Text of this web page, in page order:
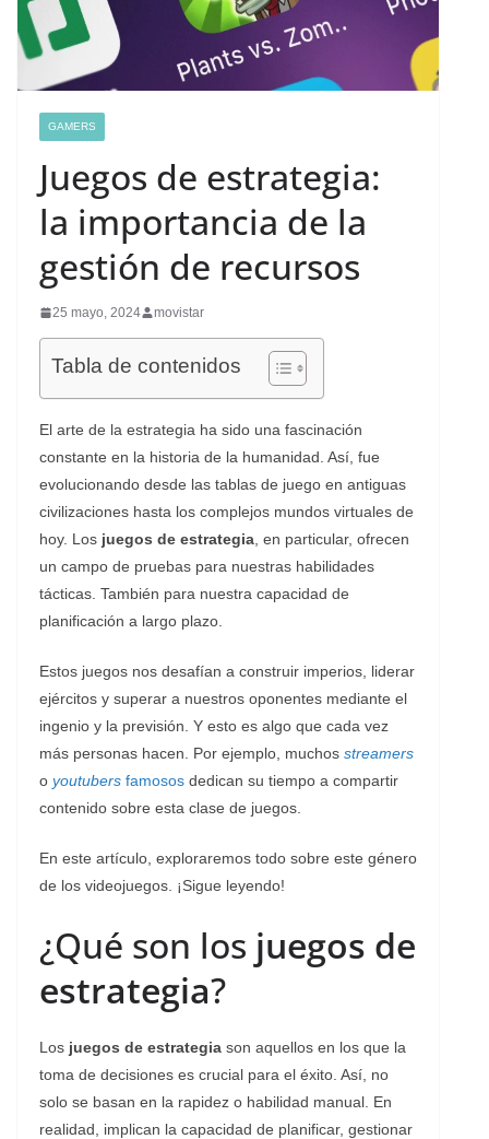
GAMERS
Juegos de estrategia:
la importancia de la
gestión de recursos
25 mayo, 2024 movistar
Tabla de contenidos
El arte de la estrategia ha sido una fascinación
constante en la historia de la humanidad. Así, fue
evolucionando desde las tablas de juego en antiguas
civilizaciones hasta los complejos mundos virtuales de
hoy. Los juegos de estrategia , en particular, ofrecen
un campo de pruebas para nuestras habilidades
tácticas. También para nuestra capacidad de
planificación a largo plazo.
Estos juegos nos desafían a construir imperios, liderar
ejércitos y superar a nuestros oponentes mediante el
ingenio y la previsión. Y esto es algo que cada vez
más personas hacen. Por ejemplo, muchos streamers
o youtubers famosos dedican su tiempo a compartir
contenido sobre esta clase de juegos.
En este artículo, exploraremos todo sobre este género
de los videojuegos. ¡Sigue leyendo!
¿Qué son los juegos de
estrategia?
Los juegos de estrategia son aquellos en los que la
toma de decisiones es crucial para el éxito. Así, no
solo se basan en la rapidez o habilidad manual. En
realidad, implican la capacidad de planificar, gestionar